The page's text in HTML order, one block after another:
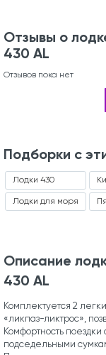
Отзывы о
430 AL
Отзывов пока нет
Подборки с
Лодки 430
Лодки для моря
Описание
430 AL
Комплектуется 2
«ликпаз-ликтрос»,
Комфортность
подседельными